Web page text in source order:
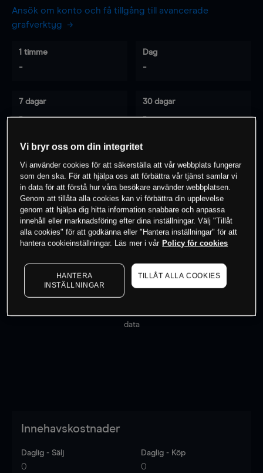
Ansök om konto och få tillgång till avancerade
grafverktyg
1 timme
-
Dag
-
7 dagar
-
30 dagar
-
0% av kunderna har enposition i detta
instrument
Börja handla
Priserna är endast vägledande.
data
Innehavskostnader
Daglig - Sälj
0
Daglig - Köp
0
Vi bryr oss om din integritet
Vi använder cookies för att säkerställa att vår webbplats fungerar
som den ska. För att hjälpa oss att förbättra vår tjänst samlar vi
in data för att förstå hur våra besökare använder webbplatsen.
Genom att tillåta alla cookies kan vi förbättra din upplevelse
genom att hjälpa dig hitta information snabbare och anpassa
innehåll eller marknadsföring efter dina inställningar. Välj "Tillåt
alla cookies" för att godkänna eller "Hantera inställningar" för att
hantera cookieinställningar. Läs mer i vår Policy för cookies
HANTERA
INSTÄLLNINGAR
TILLÅT ALLA COOKIES